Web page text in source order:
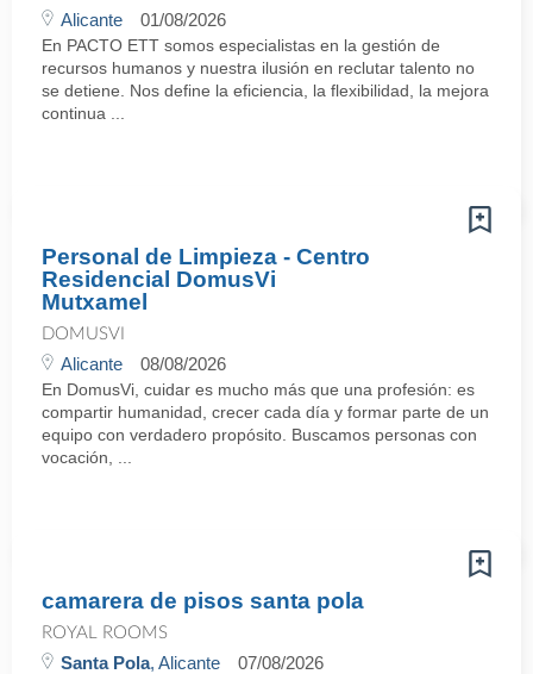
Alicante 01/08/2026
En PACTO ETT somos especialistas en la gestión de
recursos humanos y nuestra ilusión en reclutar talento no
se detiene. Nos define la eficiencia, la flexibilidad, la mejora
continua ...
Personal de Limpieza - Centro
Residencial DomusVi
Mutxamel
DOMUSVI
Alicante 08/08/2026
En DomusVi, cuidar es mucho más que una profesión: es
compartir humanidad, crecer cada día y formar parte de un
equipo con verdadero propósito. Buscamos personas con
vocación, ...
camarera de pisos santa pola
ROYAL ROOMS
Santa Pola, Alicante 07/08/2026